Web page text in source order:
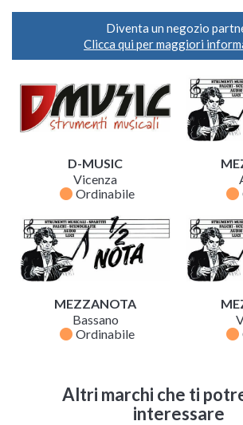
Diventa un negozio
Clicca qui per maggiori
D-MUSIC
Vicenza
fiber_manual_record Ordinabile fiber_manual_record
MEZZANOTA
Bassano
fiber_manual_record Ordinabile fiber_manual_record
Altri marchi che ti
interessare